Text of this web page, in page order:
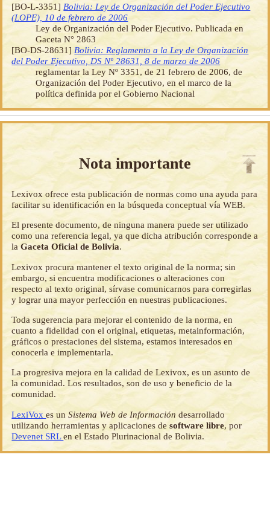
[BO-L-3351] Bolivia: Ley de Organización del Poder Ejecutivo
(LOPE), 10 de febrero de 2006
Ley de Organización del Poder Ejecutivo. Publicada en
Gaceta N° 2863
[BO-DS-28631] Bolivia: Reglamento a la Ley de Organización
del Poder Ejecutivo, DS Nº 28631, 8 de marzo de 2006
reglamentar la Ley Nº 3351, de 21 febrero de 2006, de
Organización del Poder Ejecutivo, en el marco de la
política definida por el Gobierno Nacional
Nota importante
Lexivox ofrece esta publicación de normas como una ayuda para
facilitar su identificación en la búsqueda conceptual vía WEB.
El presente documento, de ninguna manera puede ser utilizado
como una referencia legal, ya que dicha atribución corresponde a
laGaceta Oficial de Bolivia.
Lexivox procura mantener el texto original de la norma; sin
embargo, si encuentra modificaciones o alteraciones con
respecto al texto original, sírvase comunicarnos para corregirlas
y lograr una mayor perfección en nuestras publicaciones.
Toda sugerencia para mejorar el contenido de la norma, en
cuanto a fidelidad con el original, etiquetas, metainformación,
gráficos o prestaciones del sistema, estamos interesados en
conocerla e implementarla.
La progresiva mejora en la calidad de Lexivox, es un asunto de
la comunidad. Los resultados, son de uso y beneficio de la
comunidad.
LexiVoxes unSistema Web de Información desarrollado
utilizando herramientas y aplicaciones desoftware libre, por
Devenet SRLen el Estado Plurinacional de Bolivia.